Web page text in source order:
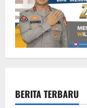
BERITA TERBARU